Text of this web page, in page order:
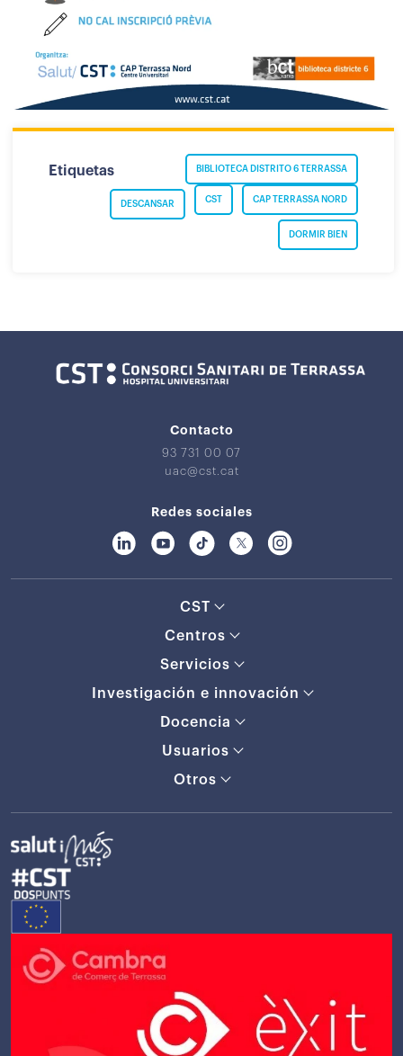
Etiquetas BIBLIOTECA DISTRITO 6 TERRASSA
CAP TERRASSA NORD
CST
DESCANSAR
DORMIR BIEN
Contacto
93 731 00 07
uac@cst.cat
Redes sociales
CST
Centros
Servicios
Investigación e innovación
Docencia
Usuarios
Otros